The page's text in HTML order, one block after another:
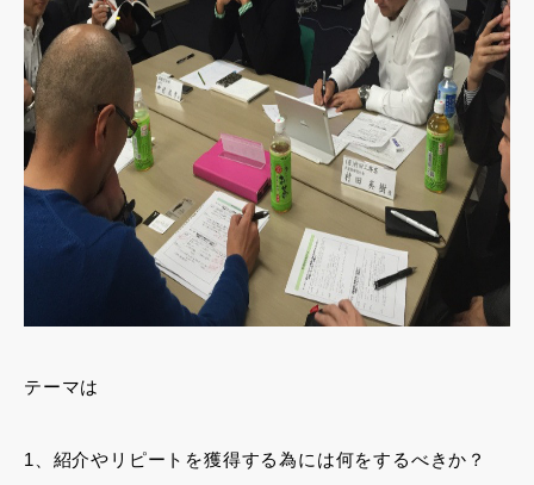
テーマは
1、紹介やリピートを獲得する為には何をするべきか？